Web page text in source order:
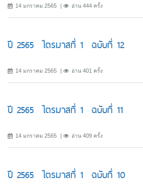
14 มกราคม 2565 อ่าน 444 ครั้ง
ปี 2565 ไตรมาสที่ 1 ฉบับที่ 12
14 มกราคม 2565 อ่าน 401 ครั้ง
ปี 2565 ไตรมาสที่ 1 ฉบับที่ 11
14 มกราคม 2565 อ่าน 409 ครั้ง
ปี 2565 ไตรมาสที่ 1 ฉบับที่ 10